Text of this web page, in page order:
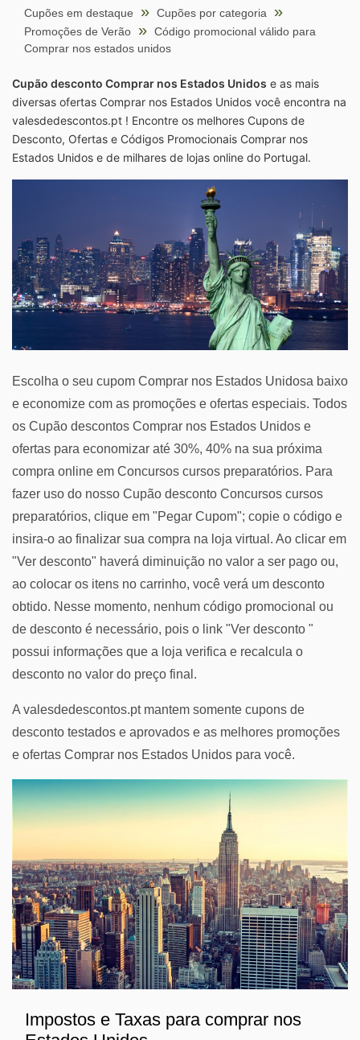
Cupões em destaque
Cupões por categoria
Promoções de Verão
Código promocional válido para
Comprar nos estados unidos
Cupão desconto Comprar nos Estados Unidos e as mais
diversas ofertas Comprar nos Estados Unidos você encontra na
valesdedescontos.pt ! Encontre os melhores Cupons de
Desconto, Ofertas e Códigos Promocionais Comprar nos
Estados Unidos e de milhares de lojas online do Portugal.
Escolha o seu cupom Comprar nos Estados Unidosa baixo
e economize com as promoções e ofertas especiais. Todos
os Cupão descontos Comprar nos Estados Unidos e
ofertas para economizar até 30%, 40% na sua próxima
compra online em Concursos cursos preparatórios. Para
fazer uso do nosso Cupão desconto Concursos cursos
preparatórios, clique em "Pegar Cupom"; copie o código e
insira-o ao finalizar sua compra na loja virtual. Ao clicar em
"Ver desconto" haverá diminuição no valor a ser pago ou,
ao colocar os itens no carrinho, você verá um desconto
obtido. Nesse momento, nenhum código promocional ou
de desconto é necessário, pois o link "Ver desconto "
possui informações que a loja verifica e recalcula o
desconto no valor do preço final.
A valesdedescontos.pt mantem somente cupons de
desconto testados e aprovados e as melhores promoções
e ofertas Comprar nos Estados Unidos para você.
Impostos e Taxas para comprar nos